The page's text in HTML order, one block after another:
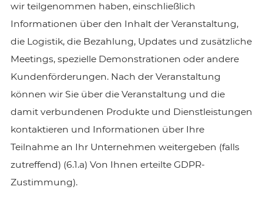
wir teilgenommen haben, einschließlich
Informationen über den Inhalt der Veranstaltung,
die Logistik, die Bezahlung, Updates und zusätzliche
Meetings, spezielle Demonstrationen oder andere
Kundenförderungen. Nach der Veranstaltung
können wir Sie über die Veranstaltung und die
damit verbundenen Produkte und Dienstleistungen
kontaktieren und Informationen über Ihre
Teilnahme an Ihr Unternehmen weitergeben (falls
zutreffend) (6.1.a) Von Ihnen erteilte GDPR-
Zustimmung).